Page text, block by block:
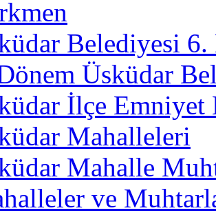
Belediyesi 6.
Üsküdar
İlçe
Mahalleleri
Mahalle
ve